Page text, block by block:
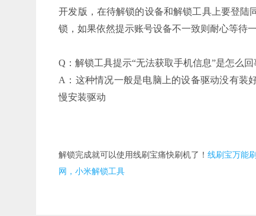
开发版，在待解锁的设备和解锁工具上要登陆
锁，如果依然提示账号设备不一致则耐心等待一
Q：解锁工具提示“无法获取手机信息”是怎么回
A：这种情况一般是电脑上的设备驱动没有装
慢安装驱动
解锁完成就可以使用线刷宝痛快刷机了！线刷宝万能
网，小米解锁工具